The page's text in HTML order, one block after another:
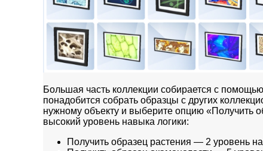
Большая часть коллекции собирается с
понадобится собрать образцы с других
нужному объекту и выберите опцию «Получить
высокий уровень навыка логики:
Получить образец растения — 2 уровень